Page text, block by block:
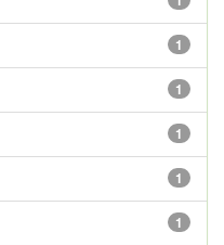
1
1
1
1
1